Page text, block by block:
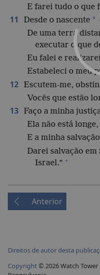
E farei tudo o que
11 Desde o nascente *
De uma terra
executar o que
Eu falei e
Estabeleci o meu
12 Escutem-me,
Vocês que estão
13 Faço a minha
Ela não está longe,
E a minha
Darei salvação
Israel.” +
Anterior
Direitos de autor desta
Copyright© 2026 Watch